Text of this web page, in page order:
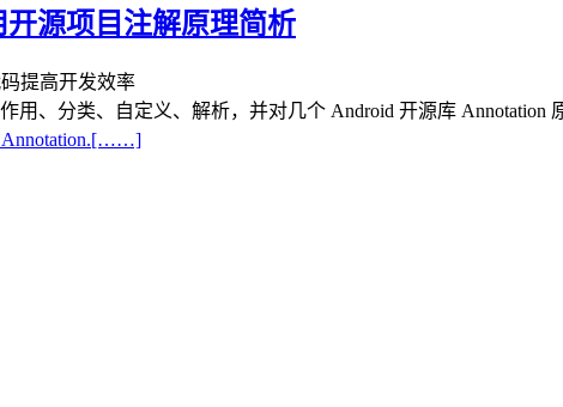
源项目注解原理简析
提高开发效率
用、分类、自定义、解析，并对几个 Android 开源库 Annotation
Annotation.[……]